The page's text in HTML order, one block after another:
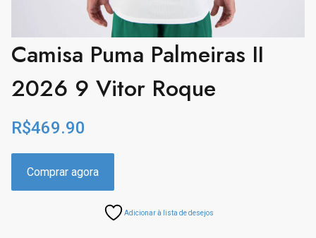
Camisa Puma Palmeiras II
2026 9 Vitor Roque
R$469.90
Comprar agora
Adicionar à lista de desejos